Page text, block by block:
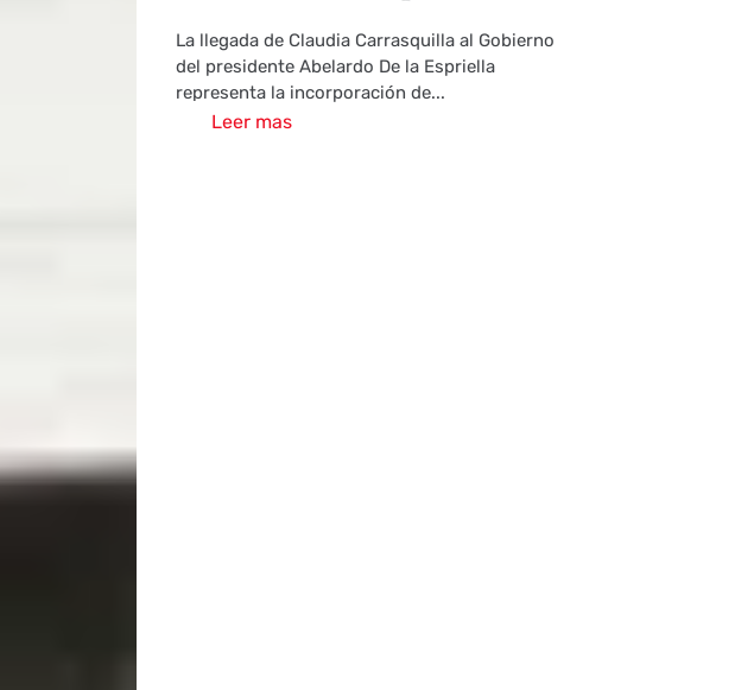
La llegada de Claudia Carrasquilla al Gobierno
del presidente Abelardo De la Espriella
representa la incorporación de...
Leer mas